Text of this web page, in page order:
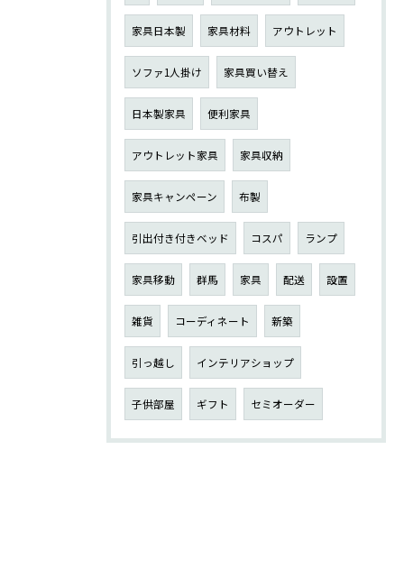
家具日本製 家具材料 アウトレット
ソファ1人掛け 家具買い替え
日本製家具 便利家具
アウトレット家具 家具収納
家具キャンペーン 布製
引出付き付きベッド コスパ ランプ
家具移動 群馬 家具 配送 設置
雑貨 コーディネート 新築
引っ越し インテリアショップ
子供部屋 ギフト セミオーダー